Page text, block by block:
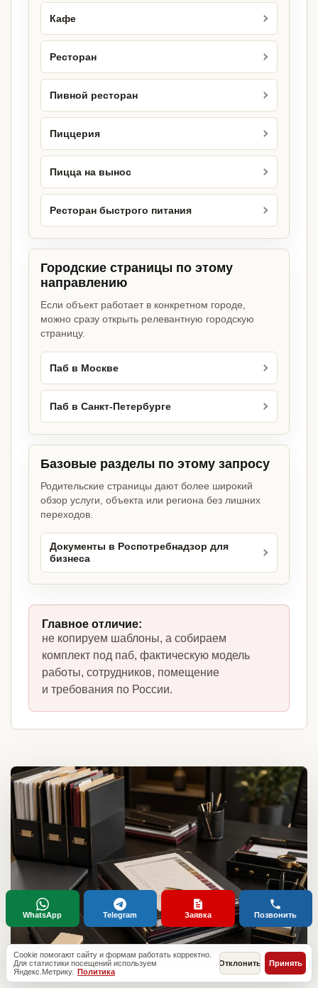
Кафе
Ресторан
Пивной ресторан
Пиццерия
Пицца на вынос
Ресторан быстрого питания
Городские страницы по этому
направлению
Если объект работает в конкретном городе,
можно сразу открыть релевантную городскую
страницу.
Паб в Москве
Паб в Санкт-Петербурге
Базовые разделы по этому запросу
Родительские страницы дают более широкий
обзор услуги, объекта или региона без лишних
переходов.
Документы в Роспотребнадзор для
бизнеса
Главное отличие:
не копируем шаблоны, а собираем
комплект под паб, фактическую модель
работы, сотрудников, помещение
и требования по России.
Cookie помогают сайту и формам работать корректно.
Для статистики посещений используем
Яндекс.Метрику. Политика
Отклонить Принять
WhatsApp Telegram Заявка Позвонить